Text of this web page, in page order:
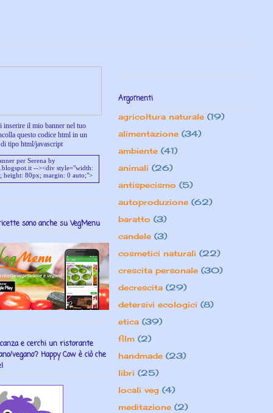
inserire il mio banner nel tuo
questo codice html in un
tipo html/javascript
sono anche su VegMenu
e cerchi un ristorante
vegano? Happy Cow è ciò che
Argomenti
agricoltura naturale (19)
alimentazione (34)
ambiente (41)
animali (26)
antispecismo (5)
autoproduzione (62)
baratto (3)
candele (3)
cosmetici naturali (22)
crescita personale (30)
decrescita (29)
detersivi ecologici (8)
etica (39)
film (2)
handmade (23)
libri (25)
locali veg (4)
meditazione (2)